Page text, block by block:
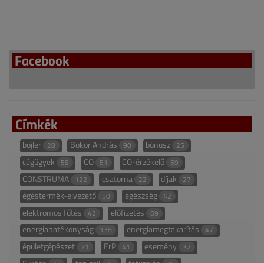
Facebook
Címkék
bojler 28 Bokor András 90 bónusz 25
cégügyek 58 CO 51 CO-érzékelő 59
CONSTRUMA 122 csatorna 22 díjak 27
égéstermék-elvezető 50 egészség 42
elektromos fűtés 42 előfizetés 69
energiahatékonyság 138 energiamegtakarítás 47
épületgépészet 71 ErP 41 esemény 32